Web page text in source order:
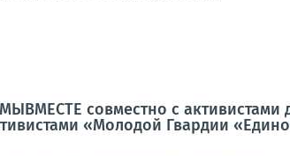
совместно с
«Молодой Гвардии